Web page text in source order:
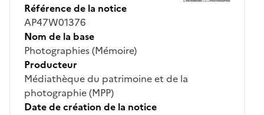
Référence de la notice
AP47W01376
Nom de la base
Photographies (Mémoire)
Producteur
Médiathèque du patrimoine et de la
photographie (MPP)
Date de création de la notice